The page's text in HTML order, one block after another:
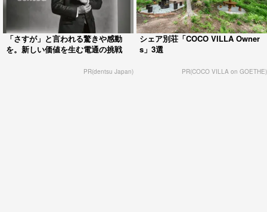
「さすが」と言われる驚きや感動
を。新しい価値を生む電通の挑戦
PR(dentsu Japan)
シェア別荘「COCO VILLA Owner
s」3選
PR(COCO VILLA on GOETHE)